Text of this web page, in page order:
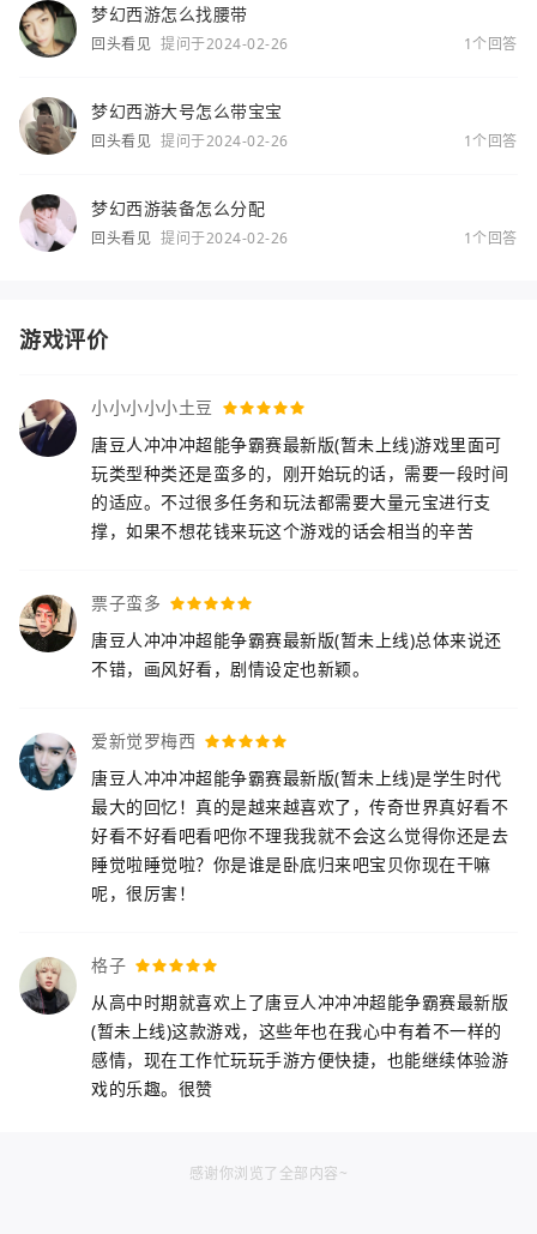
梦幻西游怎么找腰带
回头看见 提问于2024-02-26 1个回答
梦幻西游大号怎么带宝宝
回头看见 提问于2024-02-26 1个回答
梦幻西游装备怎么分配
回头看见 提问于2024-02-26 1个回答
游戏评价
小小小小小土豆
唐豆人冲冲冲超能争霸赛最新版(暂未上线)游戏里面可
玩类型种类还是蛮多的，刚开始玩的话，需要一段时间
的适应。不过很多任务和玩法都需要大量元宝进行支
撑，如果不想花钱来玩这个游戏的话会相当的辛苦
票子蛮多
唐豆人冲冲冲超能争霸赛最新版(暂未上线)总体来说还
不错，画风好看，剧情设定也新颖。
爱新觉罗梅西
唐豆人冲冲冲超能争霸赛最新版(暂未上线)是学生时代
最大的回忆！真的是越来越喜欢了，传奇世界真好看不
好看不好看吧看吧你不理我我就不会这么觉得你还是去
睡觉啦睡觉啦？你是谁是卧底归来吧宝贝你现在干嘛
呢，很厉害！
格子
从高中时期就喜欢上了唐豆人冲冲冲超能争霸赛最新版
(暂未上线)这款游戏，这些年也在我心中有着不一样的
感情，现在工作忙玩玩手游方便快捷，也能继续体验游
戏的乐趣。很赞
感谢你浏览了全部内容~